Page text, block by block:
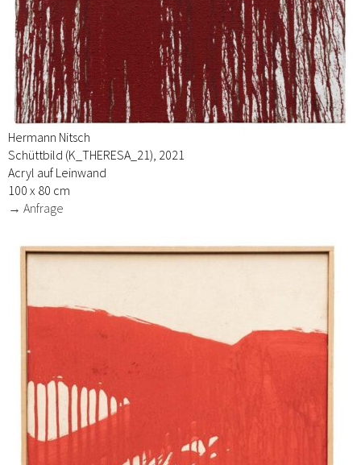
Hermann Nitsch
Schüttbild (K_THERESA_21), 2021
Acryl auf Leinwand
100 x 80 cm
→ Anfrage